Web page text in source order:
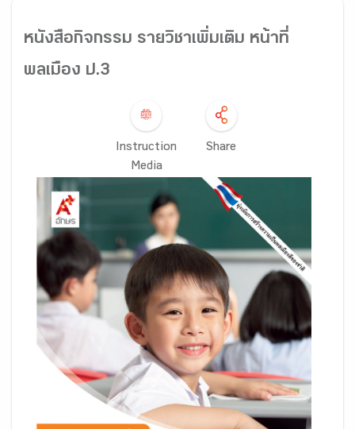
หนังสือกิจกรรม รายวิชาเพิ่มเติม หน้าที่
พลเมือง ป.3
Instruction
Media
Share